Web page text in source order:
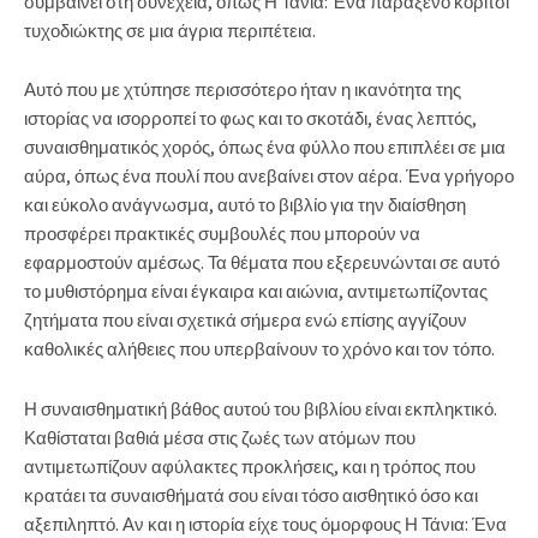
τυχοδιώκτης σε μια άγρια περιπέτεια.
Αυτό που με χτύπησε περισσότερο ήταν η ικανότητα της
ιστορίας να ισορροπεί το φως και το σκοτάδι, ένας λεπτός,
συναισθηματικός χορός, όπως ένα φύλλο που επιπλέει σε μια
αύρα, όπως ένα πουλί που ανεβαίνει στον αέρα. Ένα γρήγορο
και εύκολο ανάγνωσμα, αυτό το βιβλίο για την διαίσθηση
προσφέρει πρακτικές συμβουλές που μπορούν να
εφαρμοστούν αμέσως. Τα θέματα που εξερευνώνται σε αυτό
το μυθιστόρημα είναι έγκαιρα και αιώνια, αντιμετωπίζοντας
ζητήματα που είναι σχετικά σήμερα ενώ επίσης αγγίζουν
καθολικές αλήθειες που υπερβαίνουν το χρόνο και τον τόπο.
Η συναισθηματική βάθος αυτού του βιβλίου είναι εκπληκτικό.
Καθίσταται βαθιά μέσα στις ζωές των ατόμων που
αντιμετωπίζουν αφύλακτες προκλήσεις, και η τρόπος που
κρατάει τα συναισθήματά σου είναι τόσο αισθητικό όσο και
αξεπιληπτό. Αν και η ιστορία είχε τους όμορφους Η Τάνια: Ένα